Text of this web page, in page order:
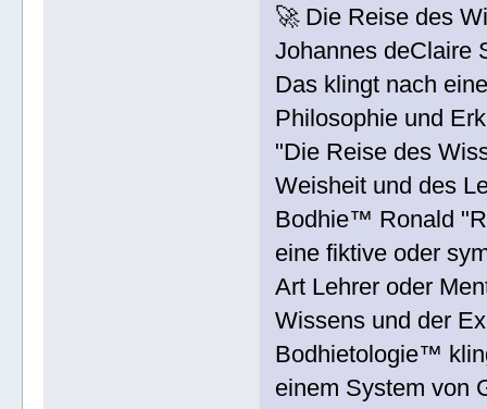
🚀 Die Reise des
Johannes
Das klingt nach
Philosophie und
"Die Reise des
Weisheit und des
Bodhie™ Ronald
eine fiktive oder
Art Lehrer oder
Wissens und der
Bodhietologie™
einem System von